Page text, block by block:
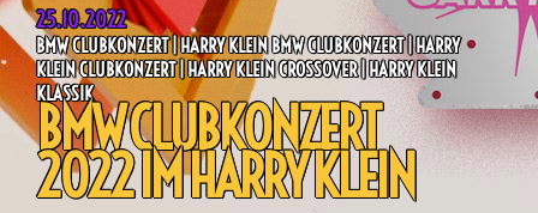
25.10.2022
BMW CLUBKONZERT | HARRY KLEIN BMW CLUBKONZERT | HARRY
KLEIN CLUBKONZERT | HARRY KLEIN CROSSOVER | HARRY KLEIN
KLASSIK
BMW CLUBKONZERT
2022 IM HARRY KLEIN